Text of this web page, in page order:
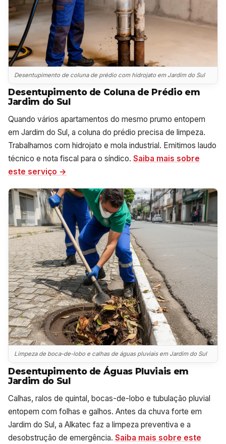
Desentupimento de coluna de prédio com hidrojato em Jardim do Sul
Desentupimento de Coluna de Prédio em
Jardim do Sul
Quando vários apartamentos do mesmo prumo entopem
em Jardim do Sul, a coluna do prédio precisa de limpeza.
Trabalhamos com hidrojato e mola industrial. Emitimos laudo
técnico e nota fiscal para o síndico. Saiba mais sobre
este serviço →
Limpeza de boca-de-lobo e calhas de águas pluviais em Jardim do Sul
Desentupimento de Águas Pluviais em
Jardim do Sul
Calhas, ralos de quintal, bocas-de-lobo e tubulação pluvial
entopem com folhas e galhos. Antes da chuva forte em
Jardim do Sul, a Alkatec faz a limpeza preventiva e a
desobstrução de emergência. Saiba mais sobre este